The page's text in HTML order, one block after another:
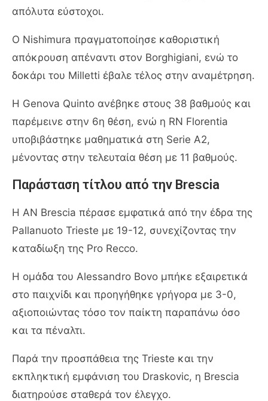
απόλυτα εύστοχοι.
Ο Nishimura πραγματοποίησε καθοριστική
απόκρουση απέναντι στον Borghigiani, ενώ το
δοκάρι του Milletti έβαλε τέλος στην αναμέτρηση.
Η Genova Quinto ανέβηκε στους 38 βαθμούς και
παρέμεινε στην 6η θέση, ενώ η RN Florentia
υποβιβάστηκε μαθηματικά στη Serie A2,
μένοντας στην τελευταία θέση με 11 βαθμούς.
Παράσταση τίτλου από την Brescia
Η AN Brescia πέρασε εμφατικά από την έδρα της
Pallanuoto Trieste με 19-12, συνεχίζοντας την
καταδίωξη της Pro Recco.
Η ομάδα του Alessandro Bovo μπήκε εξαιρετικά
στο παιχνίδι και προηγήθηκε γρήγορα με 3-0,
αξιοποιώντας τόσο τον παίκτη παραπάνω όσο
και τα πέναλτι.
Παρά την προσπάθεια της Trieste και την
εκπληκτική εμφάνιση του Draskovic, η Brescia
διατηρούσε σταθερά τον έλεγχο.